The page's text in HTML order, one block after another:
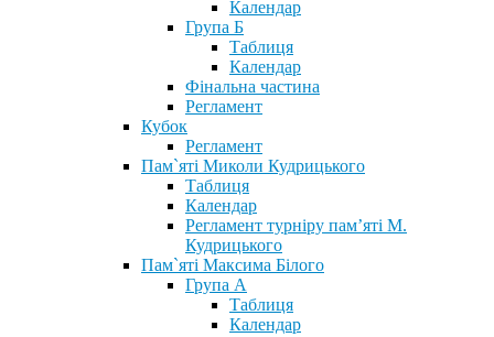
Календар
Група Б
Таблиця
Календар
Фінальна частина
Регламент
Кубок
Регламент
Пам`яті Миколи Кудрицького
Таблиця
Календар
Регламент турніру пам’яті М.
Кудрицького
Пам`яті Максима Білого
Група А
Таблиця
Календар